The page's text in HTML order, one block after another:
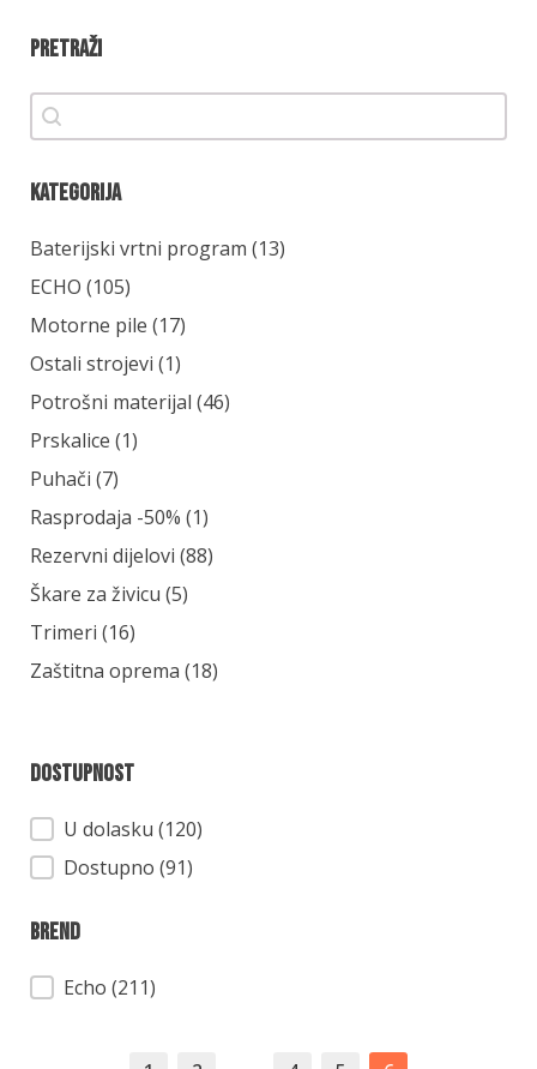
Pretraži
Pretraži
Pretraži
Kategorija
Kategorija
Baterijski vrtni program (13)
ECHO (105)
Motorne pile (17)
Ostali strojevi (1)
Potrošni materijal (46)
Prskalice (1)
Puhači (7)
Rasprodaja -50% (1)
Rezervni dijelovi (88)
Škare za živicu (5)
Trimeri (16)
Zaštitna oprema (18)
Dostupnost
Dostupnost
U dolasku (120)
Dostupno (91)
Brend
Brend
Echo (211)